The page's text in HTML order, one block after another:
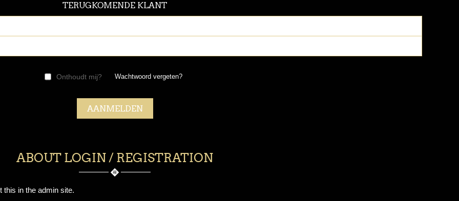
TERUGKOMENDE KLANT
Onthoudt mij? Wachtwoord vergeten?
ABOUT LOGIN / REGISTRATION
this in the admin site.